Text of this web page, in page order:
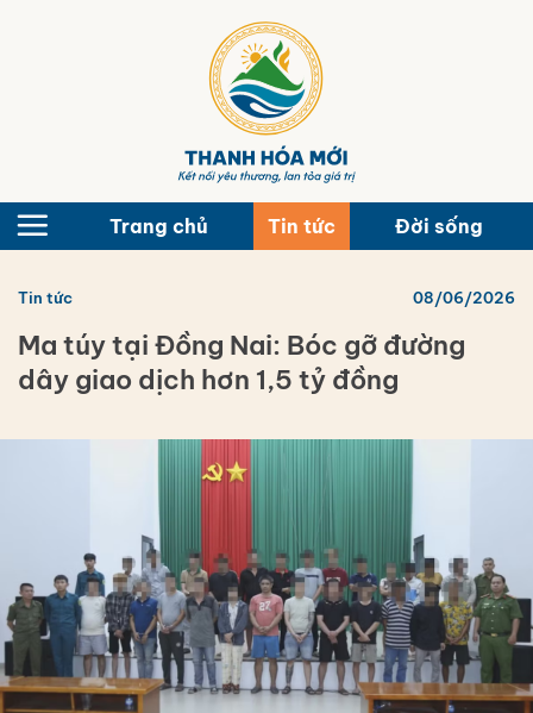
Trang chủ Tin tức Đời sống
Tin tức 08/06/2026
Ma túy tại Đồng Nai: Bóc gỡ đường
dây giao dịch hơn 1,5 tỷ đồng